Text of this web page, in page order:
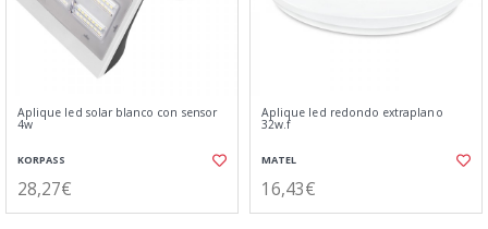
Aplique led solar blanco con sensor
4w
KORPASS
28,27€
Aplique led redondo extraplano
32w.f
MATEL
16,43€